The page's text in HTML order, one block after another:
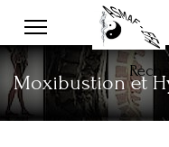
Moxibustion et